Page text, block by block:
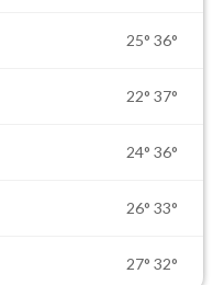
25° 36°
22° 37°
24° 36°
26° 33°
27° 32°